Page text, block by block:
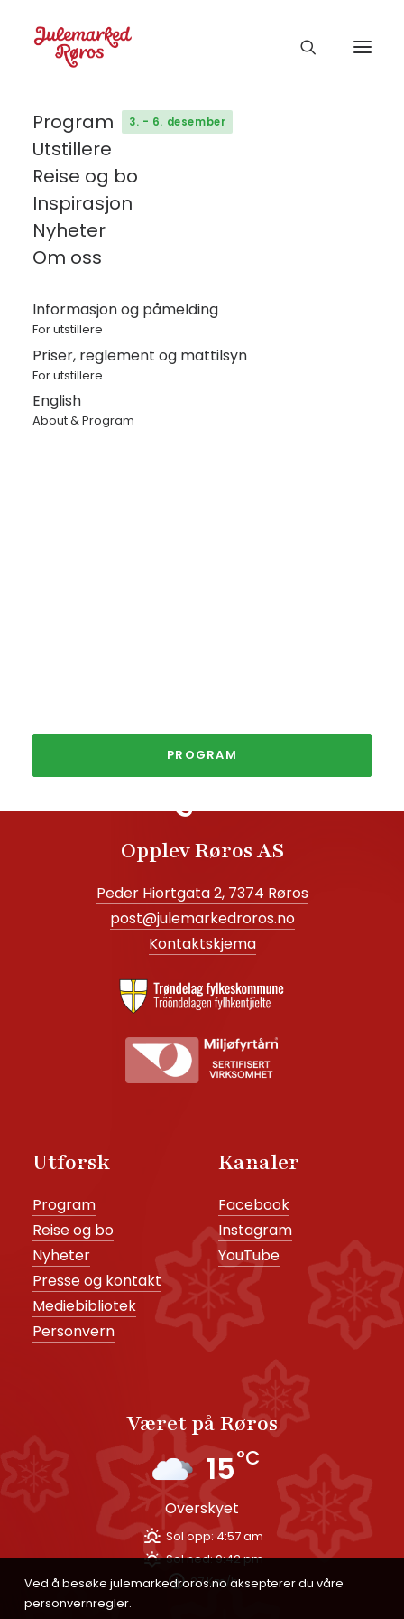
Program 3. - 6. desember
Utstillere
Reise og bo
Inspirasjon
Nyheter
Om oss
Informasjon og påmelding
For utstillere
Priser, reglement og mattilsyn
For utstillere
English
About & Program
PROGRAM
Beregning
av
strømbehov
737
Nedlastinger
Last ned nå!
Opplev Røros AS
Peder Hiortgata 2, 7374 Røros
post@julemarkedroros.no
Kontaktskjema
Utforsk
Program
Reise og bo
Nyheter
Presse og kontakt
Mediebibliotek
Personvern
Kanaler
Facebook
Instagram
YouTube
Været på Røros
15°C
overskyet
37 Km/h
Sol opp: 4:57 am
Sol ned:9:42 pm
Ved å besøke julemarkedroros.no aksepterer du våre
person­vern­regler.